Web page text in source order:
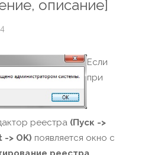
описание]
Если
при
реестра (Пуск ->
> OK) появляется окно с